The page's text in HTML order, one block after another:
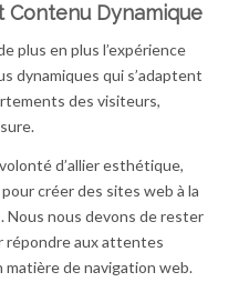
Contenu Dynamique
plus en plus l’expérience
dynamiques qui s’adaptent
des visiteurs,
d’allier esthétique,
créer des sites web à la
nous devons de rester
répondre aux attentes
de navigation web.